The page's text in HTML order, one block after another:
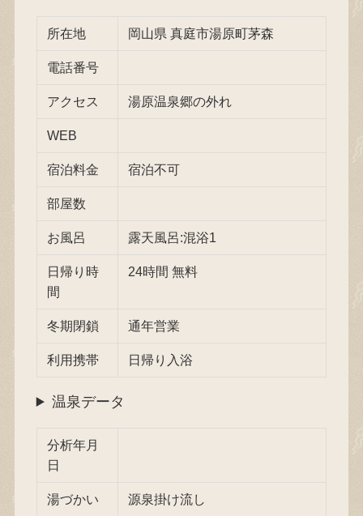
所在地 岡山県 真庭市湯原町茅森
電話番号
アクセス 湯原温泉郷の外れ
WEB
宿泊料金 宿泊不可
部屋数
お風呂 露天風呂:混浴1
日帰り時
間
24時間 無料
冬期閉鎖 通年営業
利用携帯 日帰り入浴
温泉データ
分析年月
日
湯づかい 源泉掛け流し